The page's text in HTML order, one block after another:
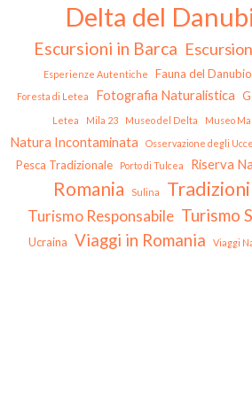
Delta del
Escursioni in Barca
Esperienze Autentiche Fauna del Danubio
Foresta di Letea Fotografia Naturalistica
Letea Mila 23 Museo del Delta Museo
Natura Incontaminata Osservazione degli
Pesca Tradizionale Porto di Tulcea Riserva
Romania Sulina
Turismo Responsabile Turismo
Ucraina Viaggi in Romania Viaggi